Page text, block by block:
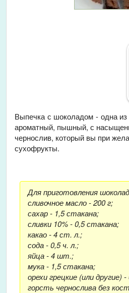
Выпечка с шоколадом - одна
ароматный, пышный, с
чернослив, который вы при
сухофрукты.
Для приготовления
сливочное масло - 200 г;
сахар - 1,5 стакана;
сливки 10% - 0,5 стакана;
какао - 4 ст. л.;
сода - 0,5 ч. л.;
яйца - 4 шт.;
мука - 1,5 стакана;
орехи грецкие (или другие)
горсть чернослива без